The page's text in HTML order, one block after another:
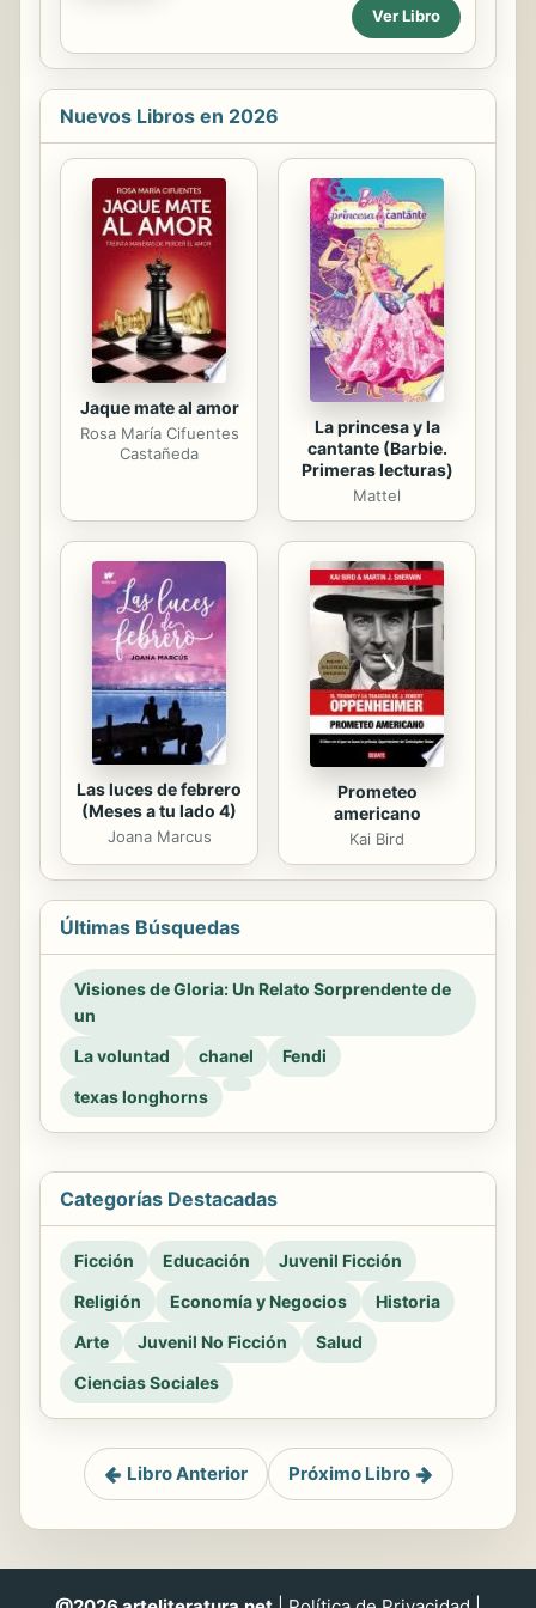
conversaciones de los banquetes y
recorre los pasillos del poder para
se...
Lutero, comienza de la reforma
inmediatamente posteriores fueron,
sumió a Europa en una crisis que
la cristiandad. Este trabajo tiene por
objeto estudiar la "Declaración
Conjunta sobre la Doctrina de la
Justificación" de 1999. Dicho
documento ecuménico buscaba,
después de siglos de
desencuentros, un punto de
partida...
Ver Libro
Nuevos Libros en 2026
Jaque mate al amor
Rosa María Cifuentes
Castañeda
La princesa y la
cantante (Barbie.
Primeras lecturas)
Mattel
Las luces de febrero
(Meses a tu lado 4)
Joana Marcus
Prometeo
americano
Kai Bird
Últimas Búsquedas
Visiones de Gloria: Un Relato Sorprendente de
un
La voluntad
chanel
Fendi
texas longhorns
Categorías Destacadas
Ficción Educación
Juvenil Ficción
Religión
Economía y Negocios
Historia
Arte
Juvenil No Ficción
Salud
Ciencias Sociales
Libro Anterior Próximo Libro